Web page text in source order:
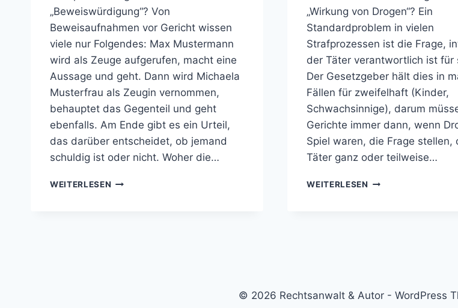
„Beweiswürdigung“? Von
Beweisaufnahmen vor Gericht wissen
viele nur Folgendes: Max Mustermann
wird als Zeuge aufgerufen, macht eine
Aussage und geht. Dann wird Michaela
Musterfrau als Zeugin vernommen,
behauptet das Gegenteil und geht
ebenfalls. Am Ende gibt es ein Urteil,
das darüber entscheidet, ob jemand
schuldig ist oder nicht. Woher die…
WEITERLESEN BEWEISWÜRDIGUNG
„Wirkung von Drogen“? Ein
Standardproblem in vielen
Strafprozessen ist die Frage,
der Täter verantwortlich ist für
Der Gesetzgeber hält dies in
Fällen für zweifelhaft (Kinder,
Schwachsinnige), darum
Gerichte immer dann, wenn
Spiel waren, die Frage stellen,
Täter ganz oder teilweise…
WEITERLESEN DROGENEINFLUSS
© 2026 Rechtsanwalt & Autor - WordPress